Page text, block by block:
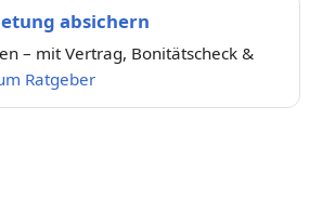
absichern
– mit Vertrag, Bonitätscheck &
Ratgeber